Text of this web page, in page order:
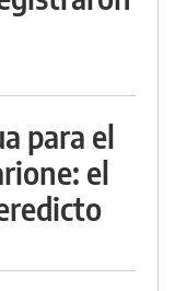
para el
el